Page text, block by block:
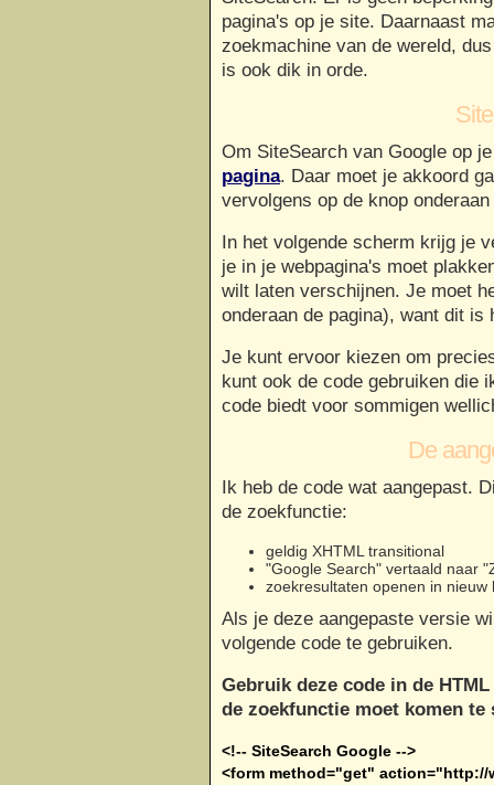
pagina's op je site. Daarnaast
zoekmachine van de wereld,
is ook dik in orde.
Om SiteSearch van Google op
pagina. Daar moet je akkoord
vervolgens op de knop
In het volgende scherm krijg je
je in je webpagina's moet
wilt laten verschijnen. Je moet
onderaan de pagina), want dit is
Je kunt ervoor kiezen om
kunt ook de code gebruiken die
code biedt voor sommigen
De
Ik heb de code wat aangepast.
de zoekfunctie:
geldig XHTML transitional
"Google Search" vertaald naar
zoekresultaten openen in nieuw
Als je deze aangepaste versie
volgende code te gebruiken.
Gebruik deze code in de
de zoekfunctie moet komen te
<!-- SiteSearch Google -->
<form method="get" action="http://